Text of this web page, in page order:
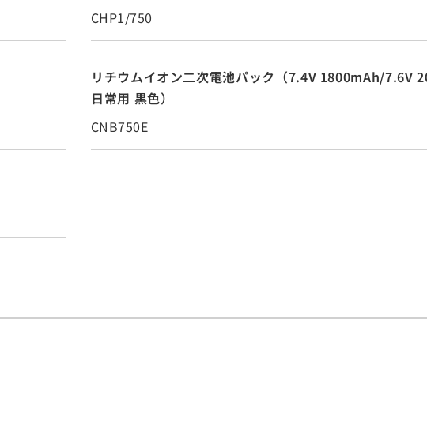
CHP1/750
リチウムイオン二次電池パック（7.4V 1800mAh/7.6V
日常用 黒色）
CNB750E